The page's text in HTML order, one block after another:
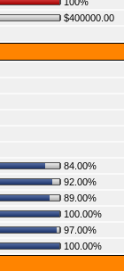
$400000.00
84.00%
92.00%
89.00%
100.00%
97.00%
100.00%